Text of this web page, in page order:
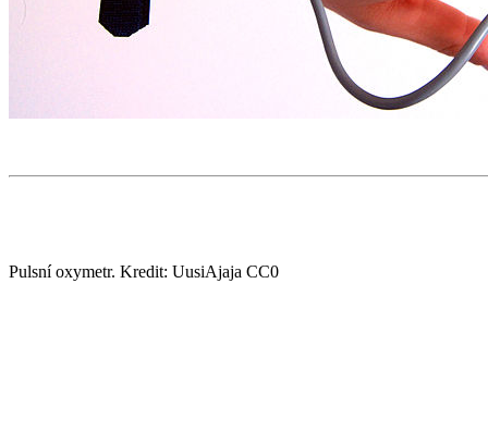
Pulsní oxymetr. Kredit: UusiAjaja CC0